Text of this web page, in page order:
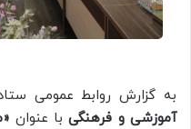
به گزارش روابط عمومی
آموزشی و فرهنگیبا عنوان